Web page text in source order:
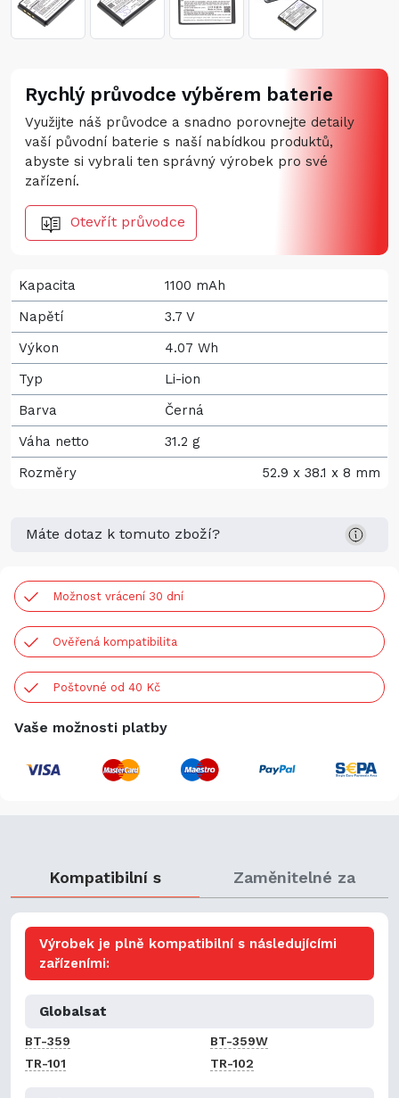
Rychlý průvodce výběrem baterie
Využijte náš průvodce a snadno porovnejte detaily
vaší původní baterie s naší nabídkou produktů,
abyste si vybrali ten správný výrobek pro své
zařízení.
Otevřít průvodce
Kapacita
1100 mAh
Napětí
3.7 V
Výkon
4.07 Wh
Typ
Li-ion
Barva
Černá
Váha netto
31.2 g
Rozměry
52.9 x 38.1 x 8 mm
Máte dotaz k tomuto zboží?
Možnost vrácení 30 dní
Ověřená kompatibilita
Poštovné od 40 Kč
Vaše možnosti platby
Kompatibilní s Zaměnitelné za
Výrobek je plně kompatibilní s následujícími
zařízeními:
Globalsat
BT-359
BT-359W
TR-101
TR-102